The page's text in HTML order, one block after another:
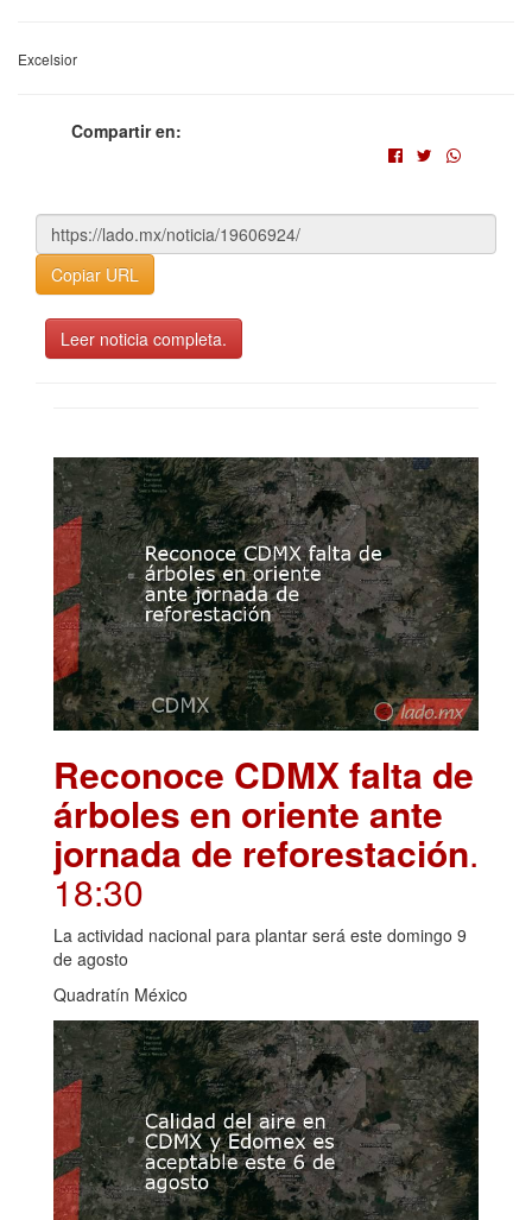
Excelsior
Compartir en:
Copiar URL
Leer noticia completa.
Reconoce CDMX falta de
árboles en oriente ante
jornada de reforestación.
18:30
La actividad nacional para plantar será este domingo 9
de agosto
Quadratín México